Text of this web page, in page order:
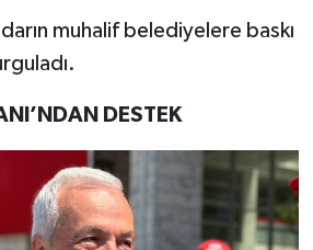
muhalif belediyelere baskı
DESTEK